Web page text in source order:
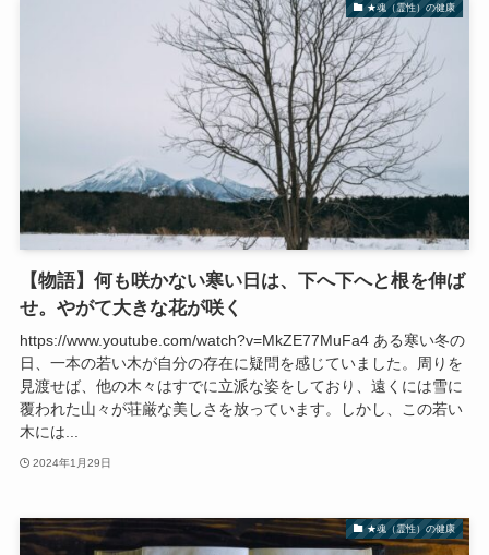
★魂（霊性）の健康
【物語】何も咲かない寒い日は、下へ下へと根を伸ば
せ。やがて大きな花が咲く
https://www.youtube.com/watch?v=MkZE77MuFa4 ある寒い冬の
日、一本の若い木が自分の存在に疑問を感じていました。周りを
見渡せば、他の木々はすでに立派な姿をしており、遠くには雪に
覆われた山々が荘厳な美しさを放っています。しかし、この若い
木には...
2024年1月29日
★魂（霊性）の健康